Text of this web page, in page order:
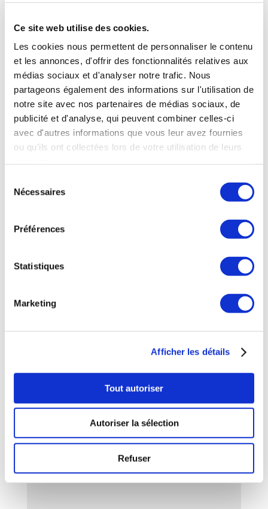
Ce site web utilise des cookies.
Les cookies nous permettent de personnaliser le contenu
et les annonces, d'offrir des fonctionnalités relatives aux
médias sociaux et d'analyser notre trafic. Nous
partageons également des informations sur l'utilisation de
notre site avec nos partenaires de médias sociaux, de
publicité et d'analyse, qui peuvent combiner celles-ci
avec d'autres informations que vous leur avez fournies
ou qu'ils ont collectées lors de votre utilisation de leurs
Nécessaires
Préférences
Statistiques
Marketing
Afficher les détails
Tout autoriser
Autoriser la sélection
Refuser
Olivier CRETON, ingénieur commercial de l’entreprise
solutions proposées aux Commissaires de justice
grâce aux divers logiciels dédiés à la profession.
Cet événement spécial s’est achevé par l’intervention
de Marc COUSIN, directeur général adjoint du
groupe Spherio, qui a mis en avant la formation et le
bien-être au travail et leurs liens étroits avec la
performance.
L’événement Bercy 2023 s’est conclu avec un cocktail
de se rencontrer dans un cadre convivial, d’échanger
sur ce programme enrichissant et surtout d’avoir la
BPERC est fier d’avoir organisé cet évènement
plus nombreux en 2024.
Poster le commentaire
Votre adresse e-mail ne sera pas publiée. Les champs